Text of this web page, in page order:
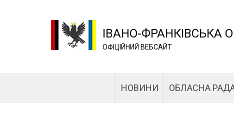
ІВАНО-ФРАНКІВСЬКА
ОФІЦІЙНИЙ ВЕБСАЙТ
НОВИНИ ОБЛАСНА